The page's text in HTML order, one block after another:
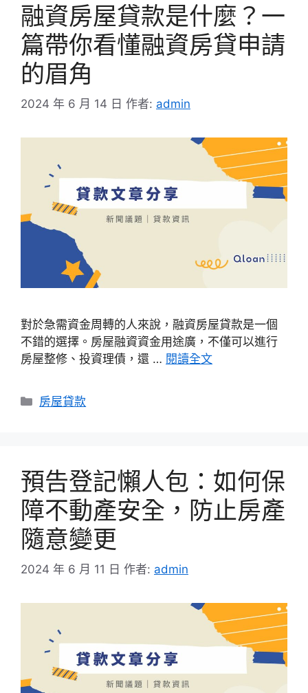
融資房屋貸款是什麼？一
篇帶你看懂融資房貸申請
的眉角
2024 年 6 月 14 日 作者: admin
對於急需資金周轉的人來說，融資房屋貸款是一個
不錯的選擇。房屋融資資金用途廣，不僅可以進行
房屋整修、投資理債，還 … 閱讀全文
分
房屋貸款
預告登記懶人包：如何保
障不動產安全，防止房產
隨意變更
2024 年 6 月 11 日 作者: admin